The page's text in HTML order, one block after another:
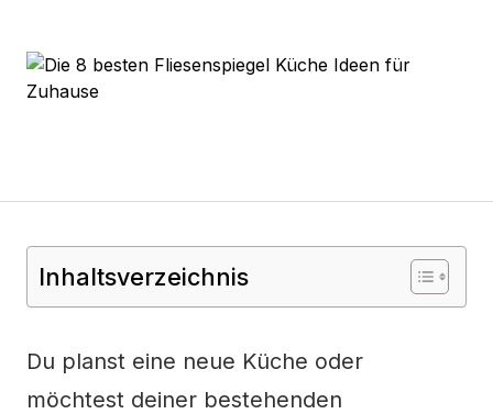
Inhaltsverzeichnis
Du planst eine neue Küche oder
möchtest deiner bestehenden